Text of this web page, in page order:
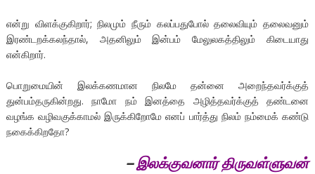
என்று விளக்குகிறார்; நிலமும் நீரும் கலப்பதுபோல் தலைவியும் தலைவனும்
இரண்டறக்கலந்தால், அதனிலும் இன்பம் மேலுலகத்திலும் கிடையாது
என்கிறார்.
பொறுமையின் இலக்கணமான நிலமே தன்னை அறைந்தவர்க்குத்
துன்பம்தருகின்றது. நாமோ நம் இனத்தை அழித்தவர்க்குத் தண்டனை
வழங்க வழிவகுக்காமல் இருக்கிறோமே எனப் பார்த்து நிலம் நம்மைக் கண்டு
நகைக்கிறதோ?
–இலக்குவனார்திருவள்ளுவன்